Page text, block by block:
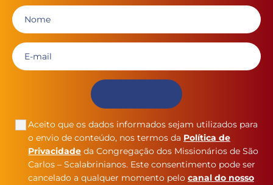
Aceito que os dados informados sejam utilizados para
o envio de conteúdo, nos termos da Política de
Privacidade da Congregação dos Missionários de São
Carlos – Scalabrinianos. Este consentimento pode ser
cancelado a qualquer momento pelo canal do nosso